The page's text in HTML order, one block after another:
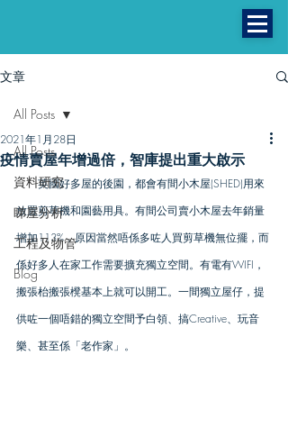
曼
文章
All Posts
資料研究
睇屋分析
工程及物管
Blog
All Posts
疫情賣屋年增過倍，智庫提出重大啟示
2021年1月28日
英國好多屋的後園，都會有間小木屋(SHED)用來
放置剪草機和園藝用具。有間公司賣小木屋去年銷量
增加113%，原因當然唔係多咗人買剪草機無位擺，而
係好多人在家工作需要擴充獨立空間。有電有WIFI，
搬張枱搬張櫈基本上就可以開工。一間獨立屋仔，提
供咗一個唔錯的獨立空間予白領、搞Creative、玩音
樂、甚至係「老作家」。